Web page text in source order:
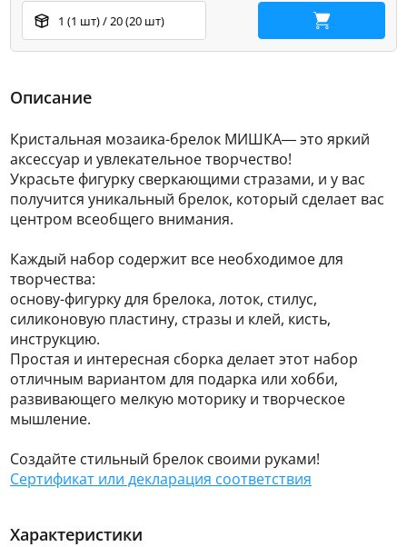
1 (1 шт) / 20 (20 шт) В корзину
Описание
Кристальная мозаика-брелок МИШКА— это яркий
аксессуар и увлекательное творчество!
Украсьте фигурку сверкающими стразами, и у вас
получится уникальный брелок, который сделает вас
центром всеобщего внимания.
Каждый набор содержит все необходимое для
творчества:
основу-фигурку для брелока, лоток, стилус,
силиконовую пластину, стразы и клей, кисть,
инструкцию.
Простая и интересная сборка делает этот набор
отличным вариантом для подарка или хобби,
развивающего мелкую моторику и творческое
мышление.
Создайте стильный брелок своими руками!
Сертификат или декларация соответствия
Характеристики